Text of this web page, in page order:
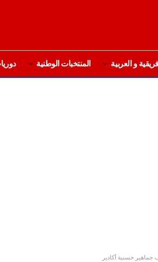
و العربية المنتخبات الوطنية
حسنية أكادير